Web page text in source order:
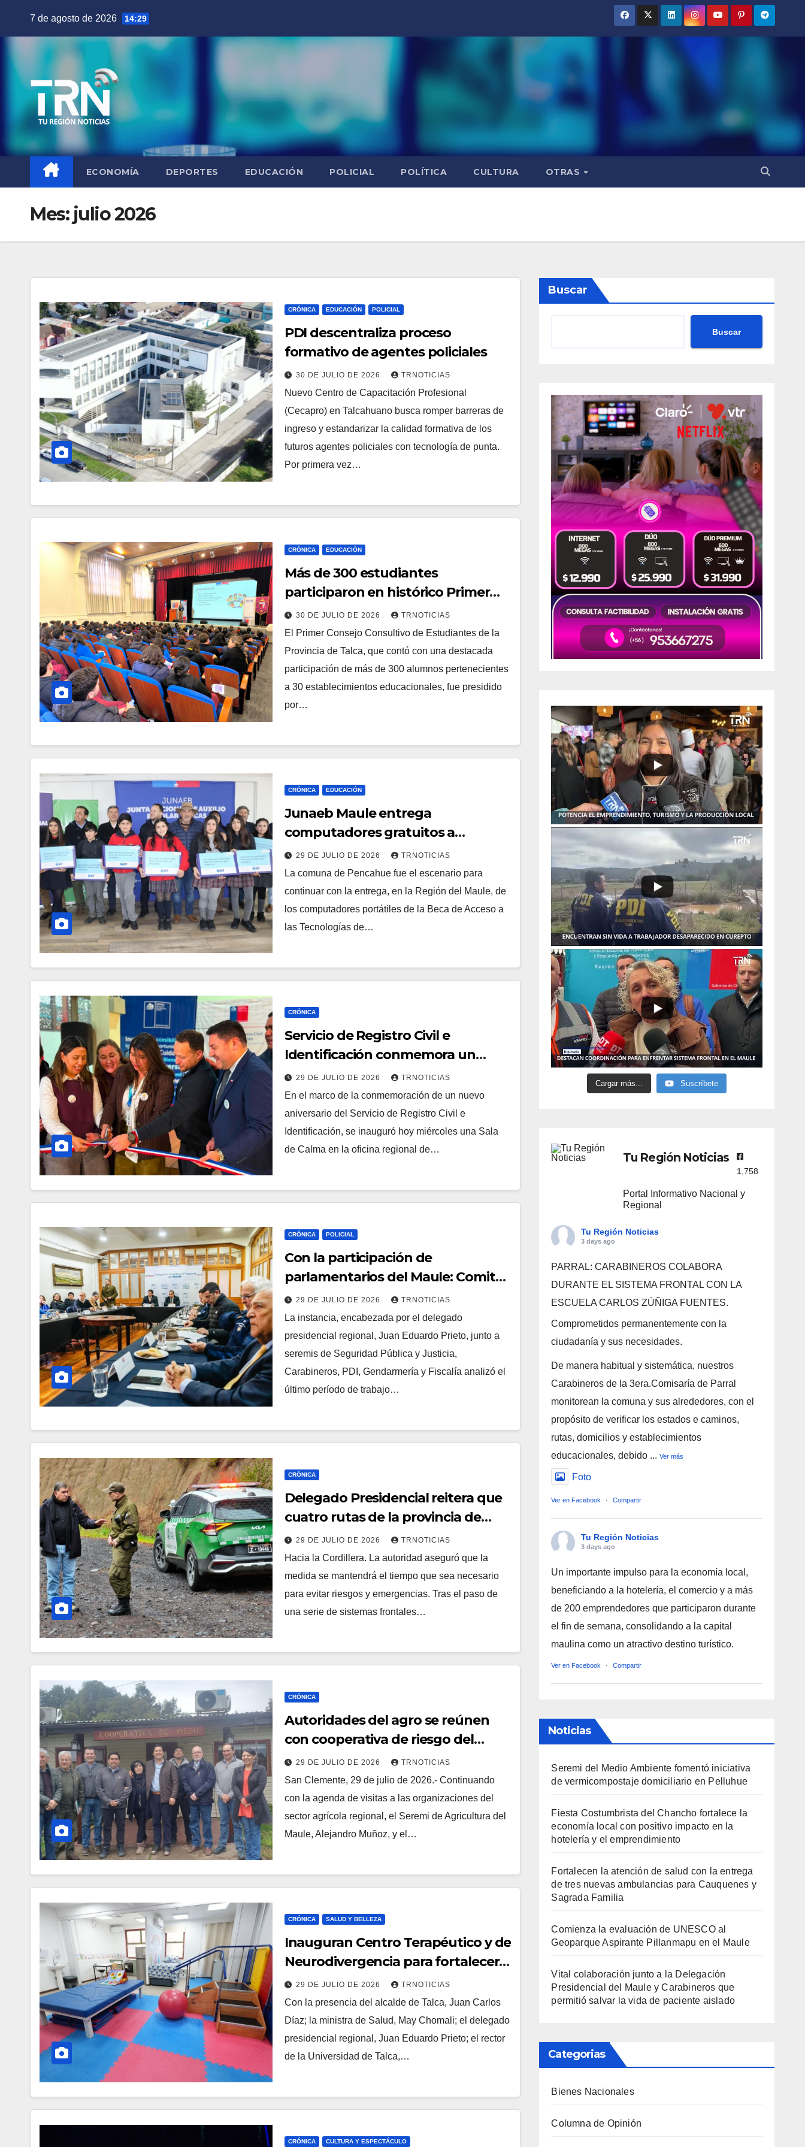
7 de agosto de 2026 14:29
ECONOMÍA DEPORTES EDUCACIÓN POLICIAL POLÍTICA CULTURA OTRAS
Mes: julio 2026
CRÓNICA EDUCACIÓN POLICIAL
PDI descentraliza proceso
formativo de agentes policiales
30 DE JULIO DE 2026 TRNOTICIAS
Nuevo Centro de Capacitación Profesional
(Cecapro) en Talcahuano busca romper barreras de
ingreso y estandarizar la calidad formativa de los
futuros agentes policiales con tecnología de punta.
Por primera vez…
CRÓNICA EDUCACIÓN
Más de 300 estudiantes
participaron en histórico Primer
Consejo Consultivo Provincial de
Talca
30 DE JULIO DE 2026 TRNOTICIAS
El Primer Consejo Consultivo de Estudiantes de la
Provincia de Talca, que contó con una destacada
participación de más de 300 alumnos pertenecientes
a 30 establecimientos educacionales, fue presidido
por…
CRÓNICA EDUCACIÓN
Junaeb Maule entrega
computadores gratuitos a
estudiantes de Pencahue
29 DE JULIO DE 2026 TRNOTICIAS
La comuna de Pencahue fue el escenario para
continuar con la entrega, en la Región del Maule, de
los computadores portátiles de la Beca de Acceso a
las Tecnologías de…
CRÓNICA
Servicio de Registro Civil e
Identificación conmemora un
nuevo aniversario inaugurando
Sala de Calma para fortalecer una
atención más inclusiva
29 DE JULIO DE 2026 TRNOTICIAS
En el marco de la conmemoración de un nuevo
aniversario del Servicio de Registro Civil e
Identificación, se inauguró hoy miércoles una Sala
de Calma en la oficina regional de…
CRÓNICA POLICIAL
Con la participación de
parlamentarios del Maule: Comité
Policial Regional abordó el
aumento de las detenciones
29 DE JULIO DE 2026 TRNOTICIAS
La instancia, encabezada por el delegado
presidencial regional, Juan Eduardo Prieto, junto a
seremis de Seguridad Pública y Justicia,
Carabineros, PDI, Gendarmería y Fiscalía analizó el
último período de trabajo…
CRÓNICA
Delegado Presidencial reitera que
cuatro rutas de la provincia de
Curicó permanecen con cierre
preventivo
29 DE JULIO DE 2026 TRNOTICIAS
Hacia la Cordillera. La autoridad aseguró que la
medida se mantendrá el tiempo que sea necesario
para evitar riesgos y emergencias. Tras el paso de
una serie de sistemas frontales…
CRÓNICA
Autoridades del agro se reúnen
con cooperativa de riesgo del
centro
29 DE JULIO DE 2026 TRNOTICIAS
San Clemente, 29 de julio de 2026.- Continuando
con la agenda de visitas a las organizaciones del
sector agrícola regional, el Seremi de Agricultura del
Maule, Alejandro Muñoz, y el…
CRÓNICA SALUD Y BELLEZA
Inauguran Centro Terapéutico y de
Neurodivergencia para fortalecer
la atención de niños, niñas y
adolescentes neurodivergentes
29 DE JULIO DE 2026 TRNOTICIAS
Con la presencia del alcalde de Talca, Juan Carlos
Díaz; la ministra de Salud, May Chomali; el delegado
presidencial regional, Juan Eduardo Prieto; el rector
de la Universidad de Talca,…
CRÓNICA CULTURA Y ESPECTÁCULO
Buscar
Buscar
Cargar más... Suscríbete
Tu Región Noticias
1,758
Portal Informativo Nacional y
Regional
Tu Región Noticias
3 days ago
PARRAL: CARABINEROS COLABORA
DURANTE EL SISTEMA FRONTAL CON LA
ESCUELA CARLOS ZÚÑIGA FUENTES.
Comprometidos permanentemente con la
ciudadanía y sus necesidades.
De manera habitual y sistemática, nuestros
Carabineros de la 3era.Comisaría de Parral
monitorean la comuna y sus alrededores, con el
propósito de verificar los estados e caminos,
rutas, domicilios y establecimientos
educacionales, debido ...Ver más
Foto
Ver en Facebook · Compartir
Tu Región Noticias
3 days ago
Un importante impulso para la economía local,
beneficiando a la hotelería, el comercio y a más
de 200 emprendedores que participaron durante
el fin de semana, consolidando a la capital
maulina como un atractivo destino turístico.
Ver en Facebook · Compartir
Noticias
Seremi del Medio Ambiente fomentó iniciativa
de vermicompostaje domiciliario en Pelluhue
Fiesta Costumbrista del Chancho fortalece la
economía local con positivo impacto en la
hotelería y el emprendimiento
Fortalecen la atención de salud con la entrega
de tres nuevas ambulancias para Cauquenes y
Sagrada Familia
Comienza la evaluación de UNESCO al
Geoparque Aspirante Pillanmapu en el Maule
Vital colaboración junto a la Delegación
Presidencial del Maule y Carabineros que
permitió salvar la vida de paciente aislado
Categorias
Bienes Nacionales
Columna de Opinión